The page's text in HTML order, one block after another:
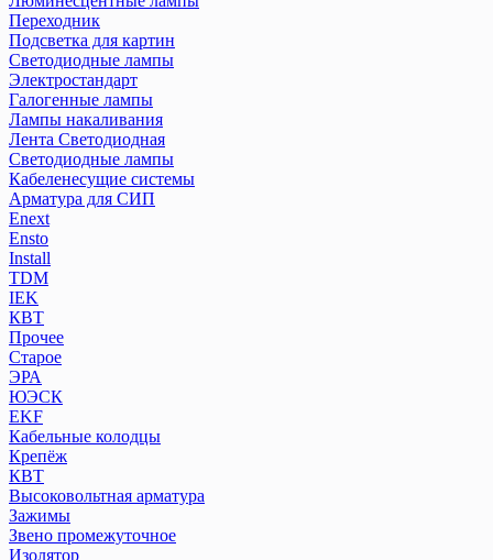
Переходник
Подсветка для картин
Светодиодные лампы
Электростандарт
Галогенные лампы
Лампы накаливания
Лента Светодиодная
Светодиодные лампы
Кабеленесущие системы
Арматура для СИП
Enext
Ensto
Install
TDM
IEK
КВТ
Прочее
Старое
ЭРА
ЮЭСК
EKF
Кабельные колодцы
Крепёж
КВТ
Высоковольтная арматура
Зажимы
Звено промежуточное
Изолятор